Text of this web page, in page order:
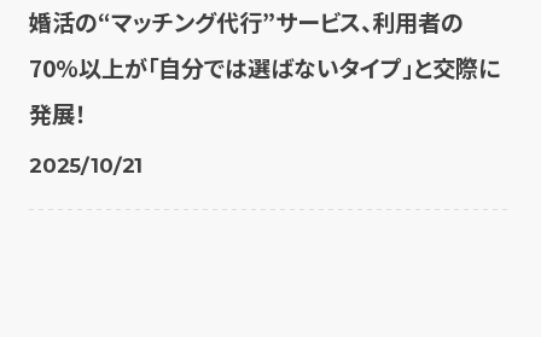
婚活の“マッチング代行”サービス、利用者の
70%以上が「自分では選ばないタイプ」と交際に
発展！
2025/10/21